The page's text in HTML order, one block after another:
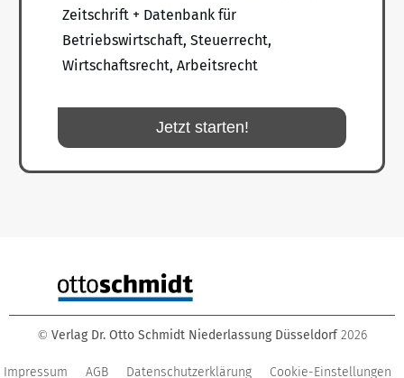
Zeitschrift + Datenbank für
Betriebswirtschaft, Steuerrecht,
Wirtschaftsrecht, Arbeitsrecht
Jetzt starten!
© Verlag Dr. Otto Schmidt Niederlassung Düsseldorf 2026
Impressum AGB Datenschutzerklärung Cookie-Einstellungen